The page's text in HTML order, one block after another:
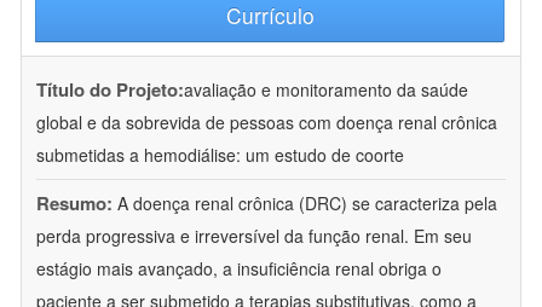
Currículo
Título do Projeto:avaliação e monitoramento da saúde
global e da sobrevida de pessoas com doença renal crônica
submetidas a hemodiálise: um estudo de coorte
Resumo: A doença renal crônica (DRC) se caracteriza pela
perda progressiva e irreversível da função renal. Em seu
estágio mais avançado, a insuficiência renal obriga o
paciente a ser submetido a terapias substitutivas, como a